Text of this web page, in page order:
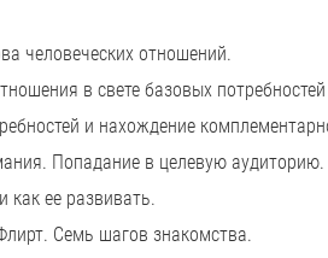
человеческих отношений.
в свете базовых
и нахождение
Попадание в целевую
как ее развивать.
Семь шагов знакомства.